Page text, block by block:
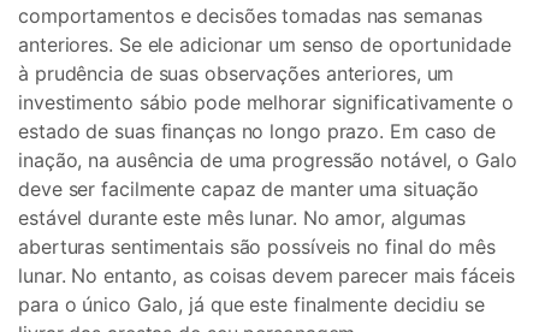
comportamentos e decisões tomadas nas semanas
anteriores. Se ele adicionar um senso de oportunidade
à prudência de suas observações anteriores, um
investimento sábio pode melhorar significativamente o
estado de suas finanças no longo prazo. Em caso de
inação, na ausência de uma progressão notável, o Galo
deve ser facilmente capaz de manter uma situação
estável durante este mês lunar. No amor, algumas
aberturas sentimentais são possíveis no final do mês
lunar. No entanto, as coisas devem parecer mais fáceis
para o único Galo, já que este finalmente decidiu se